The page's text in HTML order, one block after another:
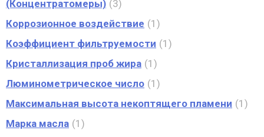
(Концентратомеры) 3
Коррозионное воздействие
1
Коэффициент фильтруемости
1
Кристаллизация проб жира 1
Люминометрическое число 1
Максимальная высота некоптящего пламени
1
Марка масла 1